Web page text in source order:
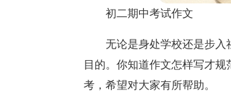
初二期中考试作文
无论是身处学校还是步入
目的。你知道作文怎样写才
考，希望对大家有所帮助。